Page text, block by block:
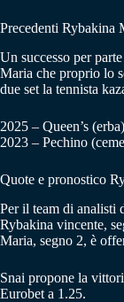
Precedenti Rybakina
Un successo per
Maria che proprio lo
due set la tennista
2025 – Queen’s
2023 – Pechino
Quote e pronostico
Per il team di analisti
Rybakina vincente,
Maria, segno 2, è
Snai propone la
Eurobet a 1.25.